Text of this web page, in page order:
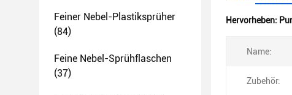
Feiner Nebel-Plastiksprüher
(84)
Feine Nebel-Sprühflaschen
(37)
Hervorheben:
Name:
Zubehör: